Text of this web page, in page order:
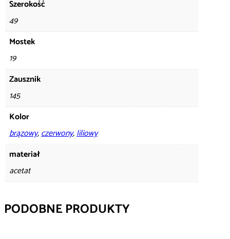
Szerokość
49
Mostek
19
Zausznik
145
Kolor
brązowy,czerwony,liliowy
materiał
acetat
PODOBNE PRODUKTY